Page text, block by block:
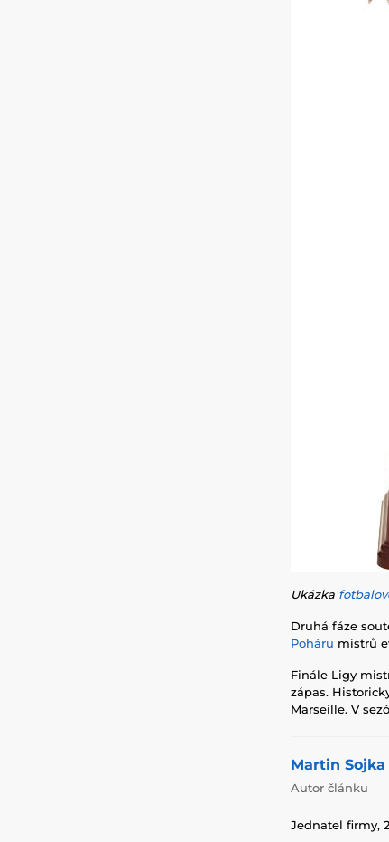
Ukázka
Druhá fáze
Poháru mistrů
Finále Ligy
zápas.
Marseille. V
Martin Sojka
Autor článku
Jednatel firmy,